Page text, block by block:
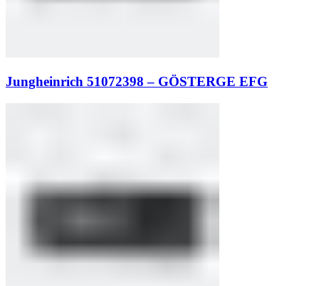
Jungheinrich 51072398 – GÖSTERGE EFG